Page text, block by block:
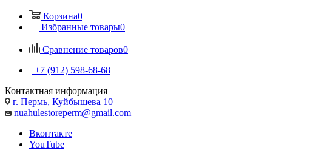
Корзина0
Избранные товары0
Сравнение товаров0
+7 (912) 598-68-68
Контактная информация
г. Пермь, Куйбышева 10
nuahulestoreperm@gmail.com
Вконтакте
YouTube